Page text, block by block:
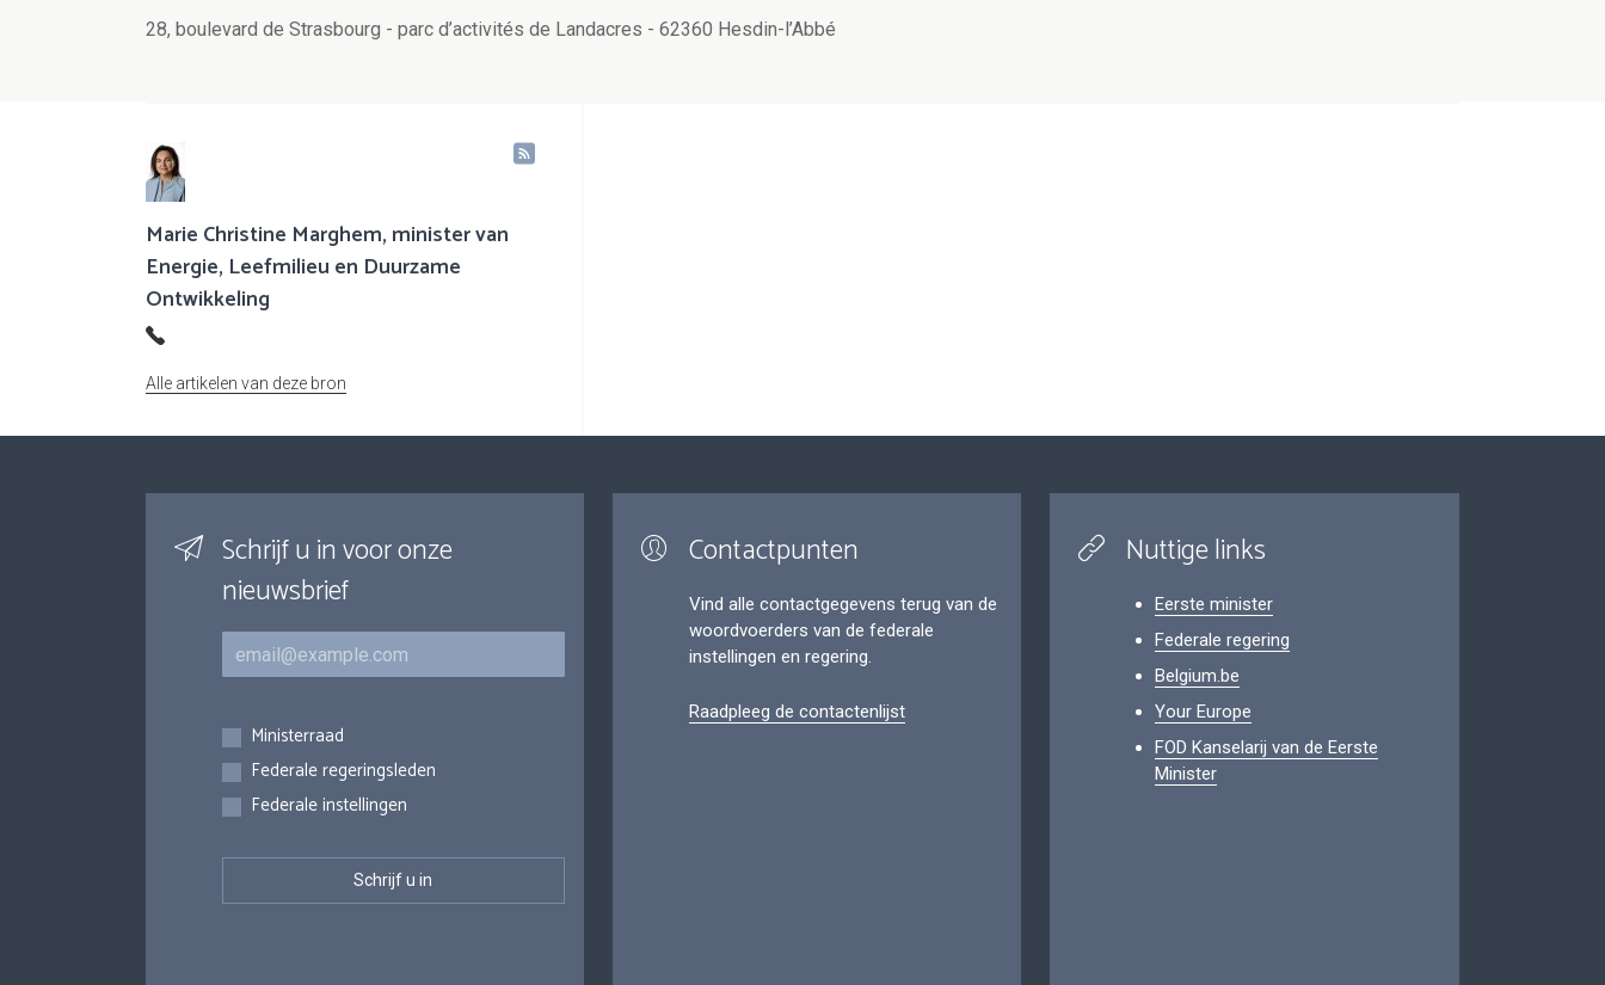
28, boulevard de Strasbourg - parc d’activités de Landacres - 62360 Hesdin-l’Abbé
Marie Christine Marghem, minister van
Energie, Leefmilieu en Duurzame
Ontwikkeling
Alle artikelen van deze bron
Schrijf u in voor onze
nieuwsbrief
E-mail
Inschrijvingen
Ministerraad
Federale regeringsleden
Federale instellingen
Contactpunten
Vind alle contactgegevens terug van de
woordvoerders van de federale
instellingen en regering.
Raadpleeg de contactenlijst
Nuttige links
Eerste minister
Federale regering
Belgium.be
Your Europe
FOD Kanselarij van de Eerste
Minister